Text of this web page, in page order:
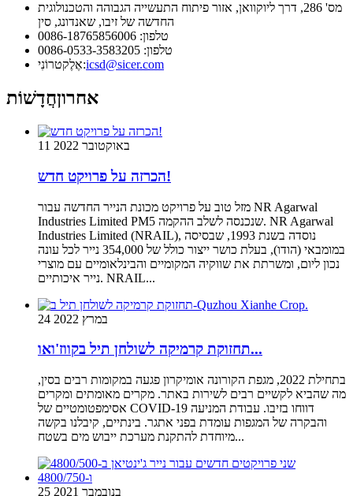
מס' 286, דרך ליוקוואן, אזור פיתוח התעשייה הגבוהה והטכנולוגית
החדשה של זיבו, שאנדונג, סין
טלפון: 0086-18765856006
טלפון: 0086-0533-3583205
אֶלֶקטרוֹנִי:icsd@sicer.com
אחרוןחֲדָשׁוֹת
11 באוקטובר 2022
הכרזה על פרויקט חדש!
מזל טוב על פרויקט מכונת הנייר החדשה עבור NR Agarwal
Industries Limited PM5 שנכנסה לשלב ההקמה. NR Agarwal
Industries Limited (NRAIL), נוסדה בשנת 1993, שבסיסה
במומבאי (הודו), בעלת כושר ייצור כולל של 354,000 נייר לכל עונה
נכון ליום, ומשרתת את שווקיה המקומיים והבינלאומיים עם מוצרי
נייר איכותיים. NRAIL...
24 במרץ 2022
תחזוקת קרמיקה לשולחן תיל בקווז'ואו...
בתחילת 2022, מגפת הקורונה אומיקרון פגעה במקומות רבים בסין,
מה שהביא לקשיים רבים לשירות באתר. מקרים מאומתים ומקרים
אסימפטומטיים של COVID-19 דווחו בזיבו. עבודת המניעה
והבקרה של המגפות עומדת בפני אתגר. בינתיים, קיבלנו בקשה
מיוחדת להתקנת מערכת ייבוש מים בשטח...
25 בנובמבר 2021